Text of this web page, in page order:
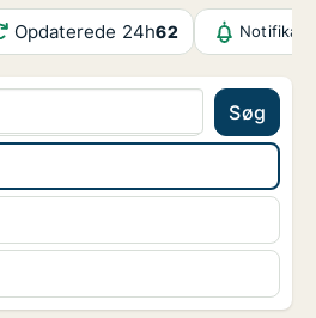
Opdaterede 24h62
Søg